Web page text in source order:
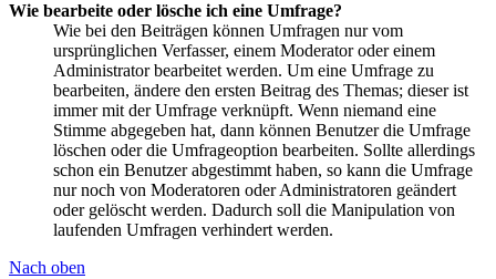
Wie bearbeite oder lösche ich eine Umfrage?
Wie bei den Beiträgen können Umfragen nur vom
ursprünglichen Verfasser, einem Moderator oder einem
Administrator bearbeitet werden. Um eine Umfrage zu
bearbeiten, ändere den ersten Beitrag des Themas; dieser ist
immer mit der Umfrage verknüpft. Wenn niemand eine
Stimme abgegeben hat, dann können Benutzer die Umfrage
löschen oder die Umfrageoption bearbeiten. Sollte allerdings
schon ein Benutzer abgestimmt haben, so kann die Umfrage
nur noch von Moderatoren oder Administratoren geändert
oder gelöscht werden. Dadurch soll die Manipulation von
laufenden Umfragen verhindert werden.
Nach oben